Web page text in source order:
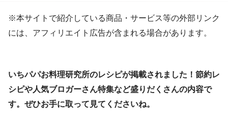
※本サイトで紹介している商品・サービス等の外部リンク
には、アフィリエイト広告が含まれる場合があります。
いちパパお料理研究所のレシピが掲載されました！節約レ
シピや人気ブロガーさん特集など盛りだくさんの内容で
す。ぜひお手に取って見てくださいね。